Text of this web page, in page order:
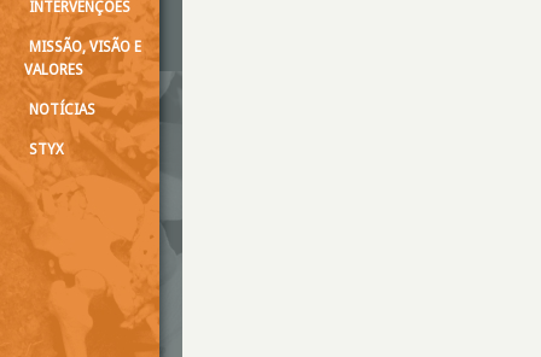
INTERVENÇÕES
MISSÃO, VISÃO E
VALORES
NOTÍCIAS
STYX